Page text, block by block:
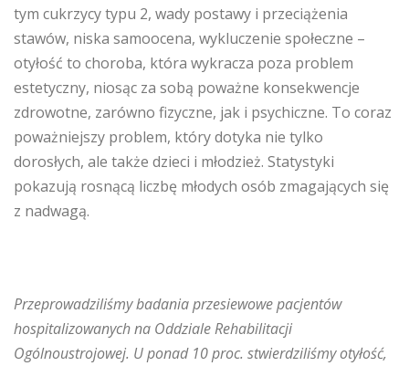
tym cukrzycy typu 2, wady postawy i przeciążenia
stawów, niska samoocena, wykluczenie społeczne –
otyłość to choroba, która wykracza poza problem
estetyczny, niosąc za sobą poważne konsekwencje
zdrowotne, zarówno fizyczne, jak i psychiczne. To coraz
poważniejszy problem, który dotyka nie tylko
dorosłych, ale także dzieci i młodzież. Statystyki
pokazują rosnącą liczbę młodych osób zmagających się
z nadwagą.
Przeprowadziliśmy badania przesiewowe pacjentów
hospitalizowanych na Oddziale Rehabilitacji
Ogólnoustrojowej. U ponad 10 proc. stwierdziliśmy otyłość,